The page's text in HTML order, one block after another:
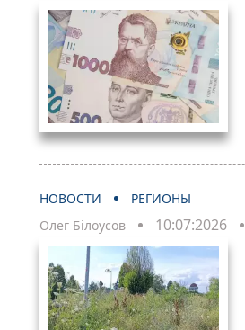
НОВОСТИ
РЕГИОНЫ
Олег Білоусов
10:07:2026